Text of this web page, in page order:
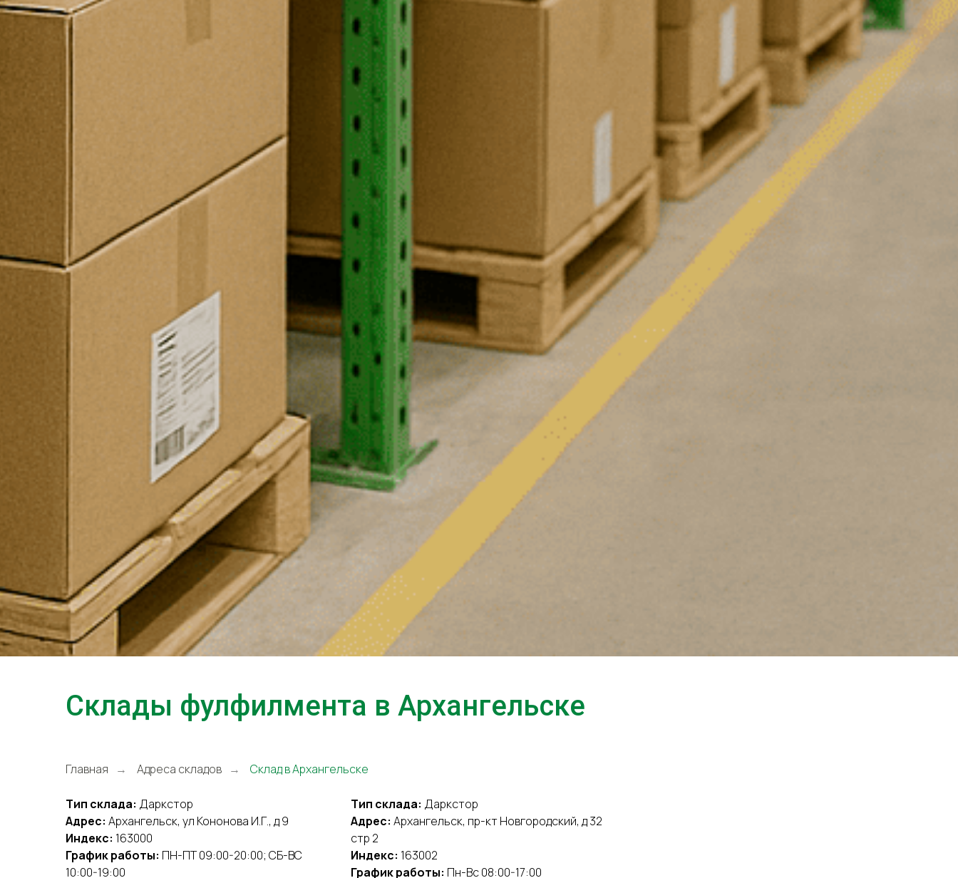
Склады фулфилмента в Архангельске
Главная → Адреса складов → Склад в Архангельске
Тип склада: Даркстор
Адрес: Архангельск, ул Кононова И.Г., д 9
Индекс: 163000
График работы: ПН-ПТ 09:00-20:00; СБ-ВС
10:00-19:00
Тип склада: Даркстор
Адрес: Архангельск, пр-кт Новгородский, д 32
стр 2
Индекс: 163002
График работы: Пн-Вс 08:00-17:00